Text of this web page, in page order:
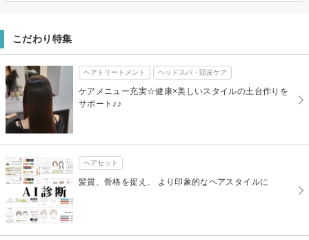
こだわり特集
ヘアトリートメント ヘッドスパ・頭皮ケア
ケアメニュー充実☆健康×美しいスタイルの土台作りを
サポート♪♪
ヘアセット
髪質、骨格を捉え、 より印象的なヘアスタイルに